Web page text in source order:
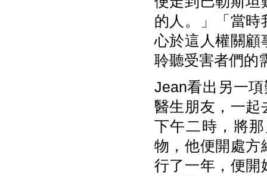
的人。」「當時
心於這人權關顧
聆聽受害者們的
Jean看出另一
醫生朋友，一起
下午二時，將
物，他便開處方
行了一年，便開